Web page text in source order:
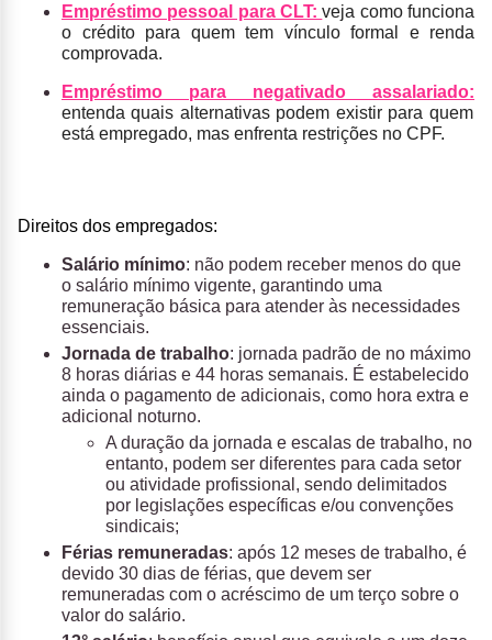
Empréstimo pessoal para CLT: veja como funciona
o crédito para quem tem vínculo formal e renda
comprovada.
Empréstimo para negativado assalariado:
entenda quais alternativas podem existir para quem
está empregado, mas enfrenta restrições no CPF.
Direitos dos empregados:
Salário mínimo: não podem receber menos do que
o salário mínimo vigente, garantindo uma
remuneração básica para atender às necessidades
essenciais.
Jornada de trabalho: jornada padrão de no máximo
8 horas diárias e 44 horas semanais. É estabelecido
ainda o pagamento de adicionais, como hora extra e
adicional noturno.
A duração da jornada e escalas de trabalho, no
entanto, podem ser diferentes para cada setor
ou atividade profissional, sendo delimitados
por legislações específicas e/ou convenções
sindicais;
Férias remuneradas: após 12 meses de trabalho, é
devido 30 dias de férias, que devem ser
remuneradas com o acréscimo de um terço sobre o
valor do salário.